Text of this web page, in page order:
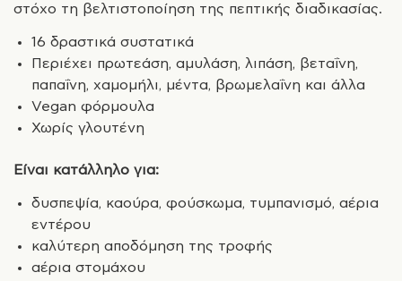
στόχο τη βελτιστοποίηση της πεπτικής διαδικασίας.
16 δραστικά συστατικά
Περιέχει πρωτεάση, αμυλάση, λιπάση, βεταΐνη,
παπαΐνη, χαμομήλι, μέντα, βρωμελαΐνη και άλλα
Vegan φόρμουλα
Χωρίς γλουτένη
Είναι κατάλληλο για:
δυσπεψία, καούρα, φούσκωμα, τυμπανισμό, αέρια
εντέρου
καλύτερη αποδόμηση της τροφής
αέρια στομάχου